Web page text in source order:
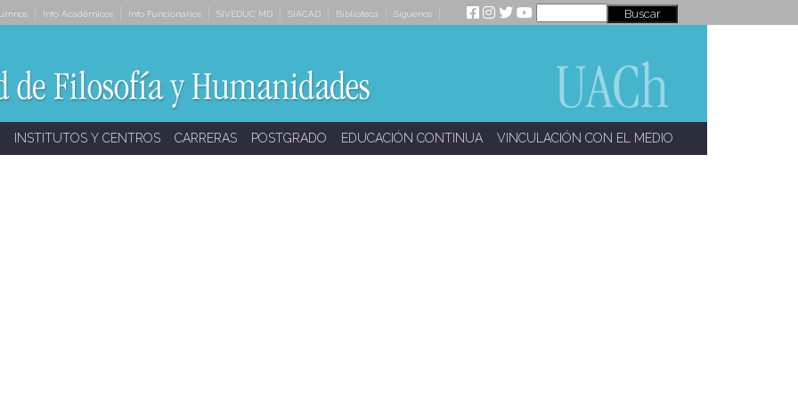
Info Académicos Info Funcionarios SIVEDUC MD SIACAD Biblioteca Síguenos
INSTITUTOS Y CENTROS CARRERAS POSTGRADO EDUCACIÓN CONTINUA VINCULACIÓN CON EL MEDIO